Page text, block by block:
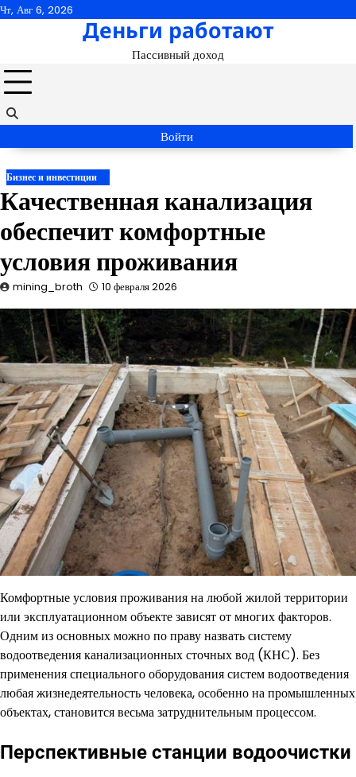
Перейти
Чт, Авг 6, 2026
Деньги работают
Пассивный доход
Войти
Бизнес и инвестиции
Качественная канализация
обеспечит комфортные
условия проживания
mining_broth 10 февраля 2026
Комфортные условия проживания на любой жилой территории
или эксплуатационном объекте зависят от многих факторов.
Одним из основных можно по праву назвать систему
водоотведения канализационных сточных вод (КНС). Без
применения специального оборудования систем водоотведения
любая жизнедеятельность человека, особенно на промышленных
объектах, становится весьма затруднительным процессом.
Перспективные станции водоочистки